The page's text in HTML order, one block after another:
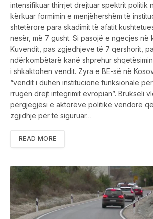
intensifikuar thirrjet drejtuar spektrit politik
kërkuar formimin e menjëhershëm të
shtetërore para skadimit të afatit
nesër, më 7 gusht. Si pasojë e ngecjes në
Kuvendit, pas zgjedhjeve të 7 qershorit,
ndërkombëtarë kanë shprehur
i shkaktohen vendit. Zyra e BE-së në
“vendit i duhen institucione funksionale
rrugën drejt integrimit evropian”. Brukseli
përgjegjësi e aktorëve politikë vendorë
zgjidhje për të siguruar…
READ MORE